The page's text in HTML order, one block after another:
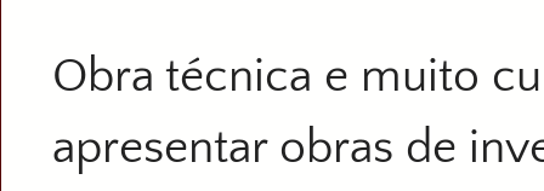
Obra técnica e muito
apresentar obras de